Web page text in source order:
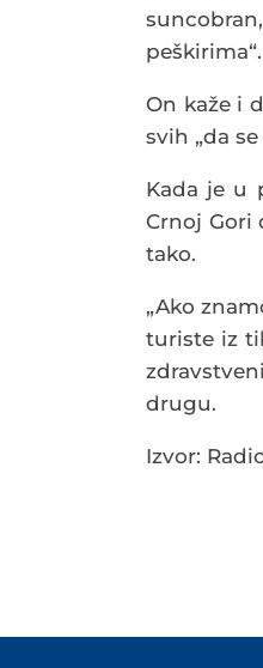
peškirima“.
On kaže i
svih „da
Kada je u
Crnoj Gori
tako.
„Ako
turiste iz
drugu.
Izvor: